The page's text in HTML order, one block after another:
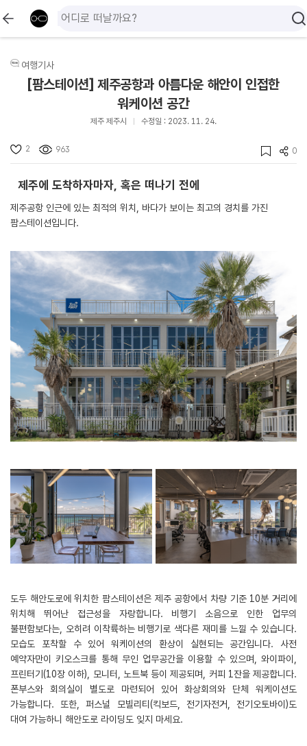
여행기사
[팜스테이션] 제주공항과 아름다운 해안이 인접한
워케이션 공간
제주 제주시 수정일 : 2023. 11. 24.
2 963 0
제주에 도착하자마자, 혹은 떠나기 전에
제주공항 인근에 있는 최적의 위치, 바다가 보이는 최고의 경치를 가진
팜스테이션입니다.
도두 해안도로에 위치한 팜스테이션은 제주 공항에서 차량 기준 10분 거리에
위치해 뛰어난 접근성을 자랑합니다. 비행기 소음으로 인한 업무의
불편함보다는, 오히려 이착륙하는 비행기로 색다른 재미를 느낄 수 있습니다.
모습도 포착할 수 있어 워케이션의 환상이 실현되는 공간입니다. 사전
예약자만이 키오스크를 통해 무인 업무공간을 이용할 수 있으며, 와이파이,
프린터기(10장 이하), 모니터, 노트북 등이 제공되며, 커피 1잔을 제공합니다.
폰부스와 회의실이 별도로 마련되어 있어 화상회의와 단체 워케이션도
가능합니다. 또한, 퍼스널 모빌리티(킥보드, 전기자전거, 전기오토바이)도
대여 가능하니 해안도로 라이딩도 잊지 마세요.